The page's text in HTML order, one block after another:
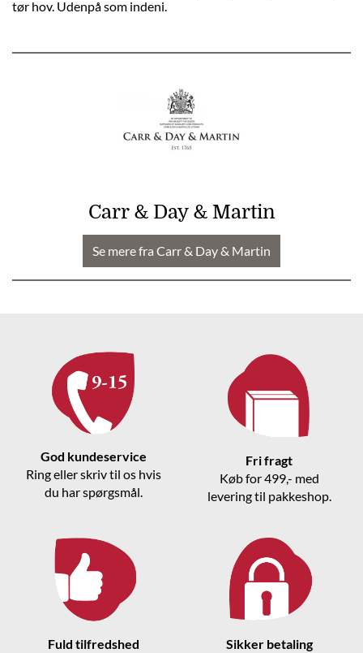
tør hov. Udenpå som indeni.
Carr & Day & Martin
Se mere fra Carr & Day & Martin
God kundeservice
Ring eller skriv til os hvis
du har spørgsmål.
Fri fragt
Køb for 499,- med
levering til pakkeshop.
Fuld tilfredshed
Sikker betaling